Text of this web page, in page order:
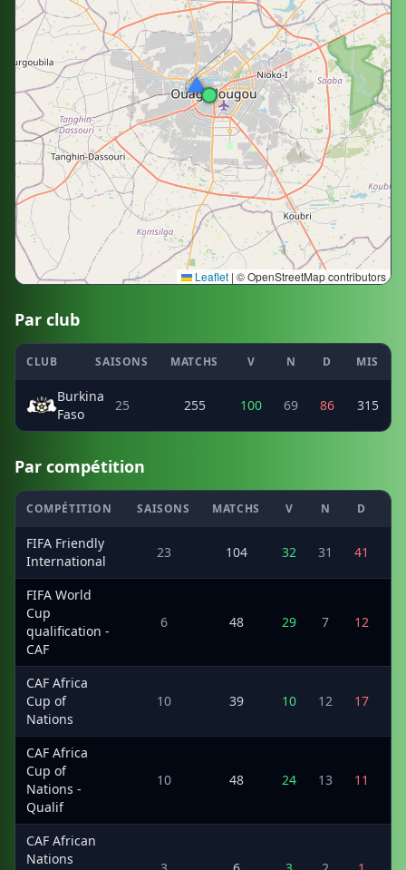
Leaflet | © OpenStreetMap contributors
Par club
CLUB SAISONS MATCHS V N D MIS
Burkina
Faso
25 255 100 69 86 315
Par compétition
COMPÉTITION SAISONS MATCHS V N D
FIFA Friendly
International
23 104 32 31 41
FIFA World
Cup
qualification -
CAF
6 48 29 7 12
CAF Africa
Cup of
Nations
10 39 10 12 17
CAF Africa
Cup of
Nations -
Qualif
10 48 24 13 11
CAF African
Nations